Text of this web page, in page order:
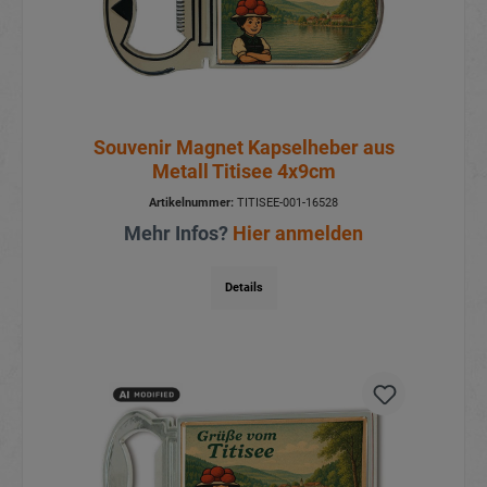
Souvenir Magnet Kapselheber aus
Metall Titisee 4x9cm
Artikelnummer: TITISEE-001-16528
Mehr Infos? Hier anmelden
Details